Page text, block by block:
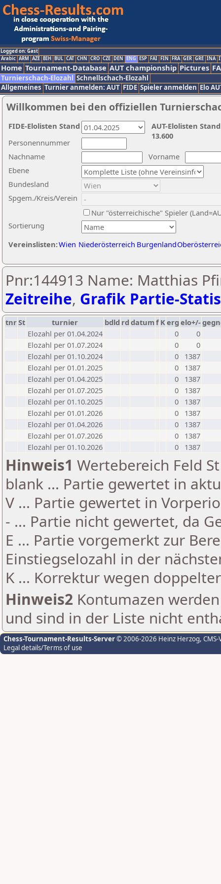
Logged on: Gast
Arabic ARM AZE BIH BUL CAT CHN CRO CZE DEN ENG ESP FAI FIN FRA GER GRE INA
Home Tournament-Database AUT championship Pictures
Turnierschach-Elozahl Schnellschach-Elozahl
Allgemeines Turnier anmelden: AUT FIDE Spieler anmelden Elo
Willkommen bei den offiziellen
Nachname
Vorname
Ebene
Sortierung
Personennummer
Bundesland
Spgem./Kreis/Verein
Nur "österreichische" Spieler
Vereinslisten:Wien Niederösterreich Burgenland
AUT-Elolisten
13.600
FIDE-Elolisten Stand
Pnr:144913 Name: Matthias
Zeitreihe, Grafik Partie-
tnrSt turnier bdld rd datumf Kerg elo+/-
Elozahl per 01.04.2024
0
0
Elozahl per 01.07.2024
0
0
Elozahl per 01.10.2024
0
1387
Elozahl per 01.01.2025
0
1387
Elozahl per 01.04.2025
0
1387
Elozahl per 01.07.2025
0
1387
Elozahl per 01.10.2025
0
1387
Elozahl per 01.01.2026
0
1387
Elozahl per 01.04.2026
0
1387
Elozahl per 01.07.2026
0
1387
Elozahl per 01.10.2026
0 1387
Hinweis1 Wertebereich Feld
blank ... Partie gewertet in
V ... Partie gewertet in
- ... Partie nicht gewertet, da
E ... Partie vorgemerkt zur
Einstiegselozahl in der
K ... Korrektur wegen
Hinweis2 Kontumazen
und sind in der Liste nicht
Chess-Tournament-Results-Server© 2006-2026 Heinz Herzog,
Legal details/Terms of use